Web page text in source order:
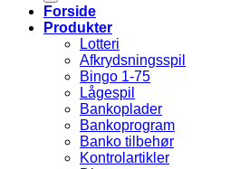
Forside
Produkter
Lotteri
Afkrydsningsspil
Bingo 1-75
Lågespil
Bankoplader
Bankoprogram
Banko tilbehør
Kontrolartikler